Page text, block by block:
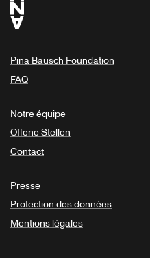
Pina Bausch Foundation
FAQ
Notre équipe
Offene Stellen
Contact
Presse
Protection des données
Mentions légales